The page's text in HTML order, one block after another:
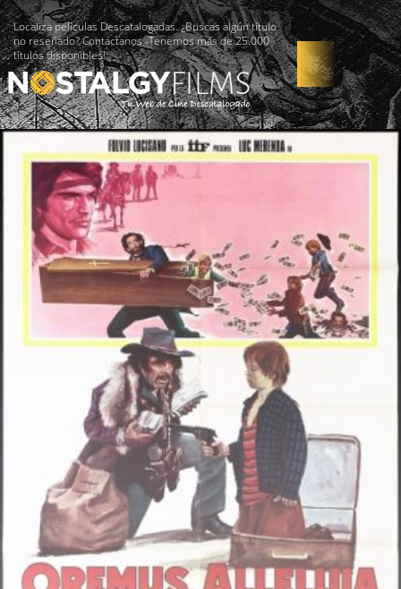
Localiza películas Descatalogadas. ¿Buscas algún título
no reseñado? Contáctanos -Tenemos más de 25.000
títulos disponibles!